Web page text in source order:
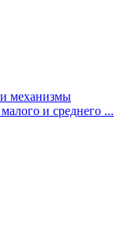
механизмы
и среднего ...